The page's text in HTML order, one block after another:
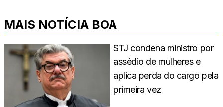
MAIS NOTÍCIA BOA
STJ condena ministro por
assédio de mulheres e
aplica perda do cargo pela
primeira vez